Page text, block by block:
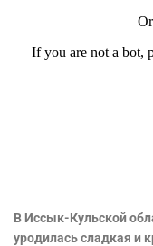
В Иссык-Кульской
уродилась сладкая и